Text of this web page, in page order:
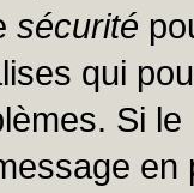
sécurité
qui
Si